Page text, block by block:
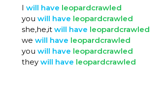
I will have leopardcrawled
you will have leopardcrawled
she,he,it will have leopardcrawled
we will have leopardcrawled
you will have leopardcrawled
they will have leopardcrawled